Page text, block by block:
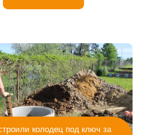
колодец под ключ за